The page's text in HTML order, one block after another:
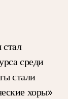
среди
стали
хоры»